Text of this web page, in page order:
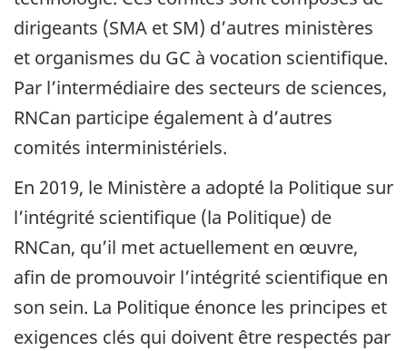
dirigeants (SMA et SM) d’autres ministères
et organismes du GC à vocation scientifique.
Par l’intermédiaire des secteurs de sciences,
RNCan participe également à d’autres
comités interministériels.
En 2019, le Ministère a adopté la Politique sur
l’intégrité scientifique (la Politique) de
RNCan, qu’il met actuellement en œuvre,
afin de promouvoir l’intégrité scientifique en
son sein. La Politique énonce les principes et
exigences clés qui doivent être respectés par